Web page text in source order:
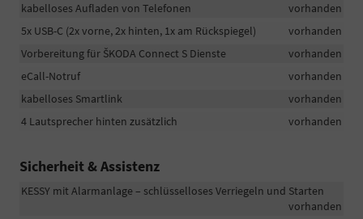
kabelloses Aufladen von Telefonen
vorhanden
5x USB-C (2x vorne, 2x hinten, 1x am Rückspiegel)
vorhanden
Vorbereitung für ŠKODA Connect S Dienste
vorhanden
eCall-Notruf
vorhanden
kabelloses Smartlink
vorhanden
4 Lautsprecher hinten zusätzlich
vorhanden
Sicherheit & Assistenz
KESSY mit Alarmanlage – schlüsselloses Verriegeln und Starten
vorhanden